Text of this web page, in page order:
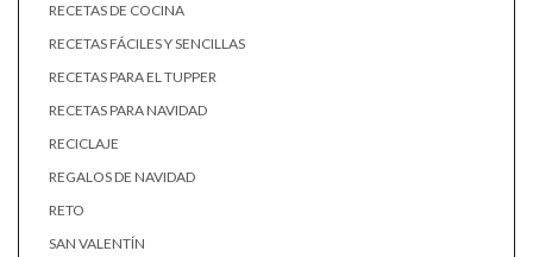
RECETAS DE COCINA
RECETAS FÁCILES Y SENCILLAS
RECETAS PARA EL TUPPER
RECETAS PARA NAVIDAD
RECICLAJE
REGALOS DE NAVIDAD
RETO
SAN VALENTÍN